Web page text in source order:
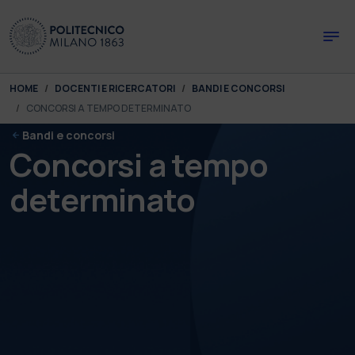
You are here:
HOME DOCENTI E RICERCATORI
BANDI E CONCORSI
CONCORSI A TEMPO DETERMINATO
Bandi e concorsi
Concorsi a tempo
determinato